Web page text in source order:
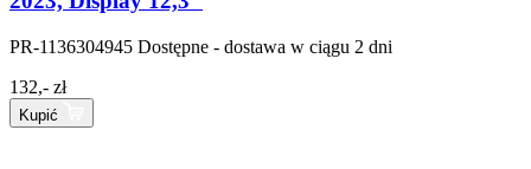
PR-1136304945 Dostępne - dostawa w ciągu 2 dni
132,- zł
Kupić